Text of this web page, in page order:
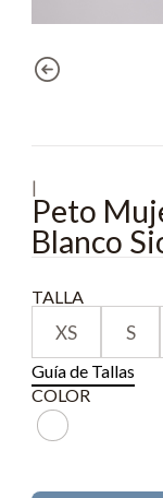
|
Peto
Blanco
TALLA
XS S
Guía de Tallas
COLOR